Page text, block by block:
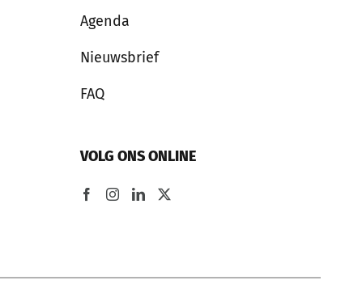
Agenda
Nieuwsbrief
FAQ
VOLG ONS ONLINE